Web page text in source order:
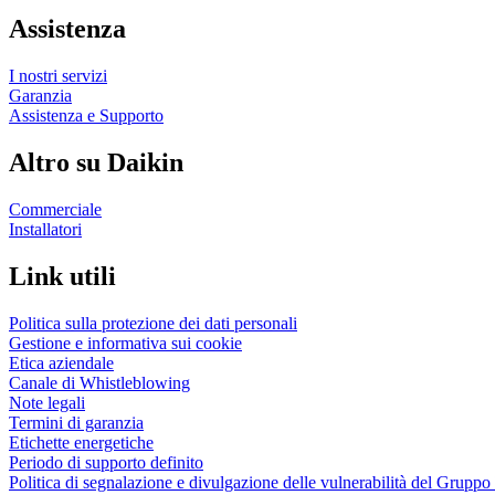
Assistenza
I nostri servizi
Garanzia
Assistenza e Supporto
Altro su Daikin
Commerciale
Installatori
Link utili
Politica sulla protezione dei dati personali
Gestione e informativa sui cookie
Etica aziendale
Canale di Whistleblowing
Note legali
Termini di garanzia
Etichette energetiche
Periodo di supporto definito
Politica di segnalazione e divulgazione delle vulnerabilità del